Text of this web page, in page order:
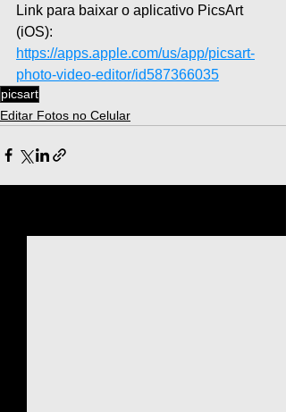
Link para baixar o aplicativo PicsArt
(iOS):
https://apps.apple.com/us/app/picsart-
photo-video-editor/id587366035
picsart
Editar Fotos no Celular